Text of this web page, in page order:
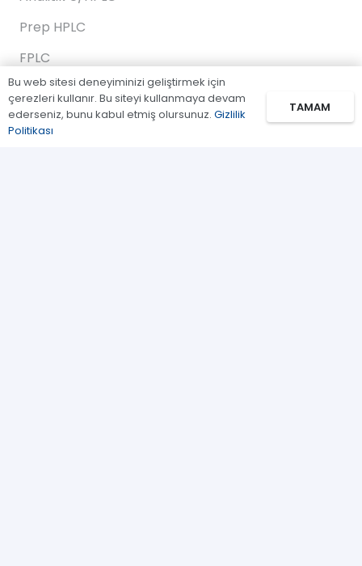
Prep HPLC
FPLC
Gaz Kromatografi
Standartlar/Reaktifler
Bu web sitesi deneyiminizi geliştirmek için
çerezleri kullanır. Bu siteyi kullanmaya devam
ederseniz, bunu kabul etmiş olursunuz. Gizlilik
Politikası
TAMAM